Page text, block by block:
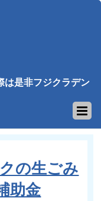
は是非フジクラデン
の生ごみ
助金